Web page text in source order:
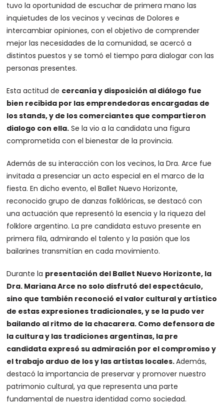
tuvo la oportunidad de escuchar de primera mano las
inquietudes de los vecinos y vecinas de Dolores e
intercambiar opiniones, con el objetivo de comprender
mejor las necesidades de la comunidad, se acercó a
distintos puestos y se tomó el tiempo para dialogar con las
personas presentes.
Esta actitud de cercanía y disposición al diálogo fue
bien recibida por las emprendedoras encargadas de
los stands, y de los comerciantes que compartieron
dialogo con ella. Se la vio a la candidata una figura
comprometida con el bienestar de la provincia.
Además de su interacción con los vecinos, la Dra. Arce fue
invitada a presenciar un acto especial en el marco de la
fiesta. En dicho evento, el Ballet Nuevo Horizonte,
reconocido grupo de danzas folklóricas, se destacó con
una actuación que representó la esencia y la riqueza del
folklore argentino. La pre candidata estuvo presente en
primera fila, admirando el talento y la pasión que los
bailarines transmitían en cada movimiento.
Durante la presentación del Ballet Nuevo Horizonte, la
Dra. Mariana Arce no solo disfrutó del espectáculo,
sino que también reconoció el valor cultural y artístico
de estas expresiones tradicionales, y se la pudo ver
bailando al ritmo de la chacarera. Como defensora de
la cultura y las tradiciones argentinas, la pre
candidata expresó su admiración por el compromiso y
el trabajo arduo de los y las artistas locales.Además,
destacó la importancia de preservar y promover nuestro
patrimonio cultural, ya que representa una parte
fundamental de nuestra identidad como sociedad.